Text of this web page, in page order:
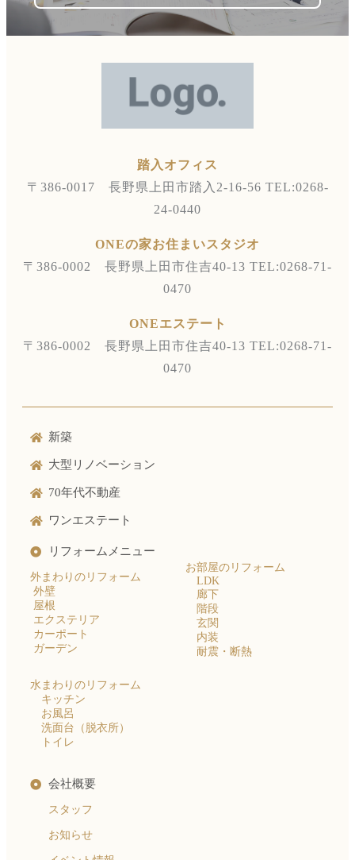
踏入オフィス
〒386-0017 長野県上田市踏入2-16-56 TEL:0268-
24-0440
ONEの家お住まいスタジオ
〒386-0002 長野県上田市住吉40-13 TEL:0268-71-
0470
ONEエステート
〒386-0002 長野県上田市住吉40-13 TEL:0268-71-
0470
新築
大型リノベーション
70年代不動産
ワンエステート
リフォームメニュー
外まわりのリフォーム
外壁
屋根
エクステリア
カーポート
ガーデン
水まわりのリフォーム
キッチン
お風呂
洗面台（脱衣所）
トイレ
お部屋のリフォーム
LDK
廊下
階段
玄関
内装
耐震・断熱
会社概要
スタッフ
お知らせ